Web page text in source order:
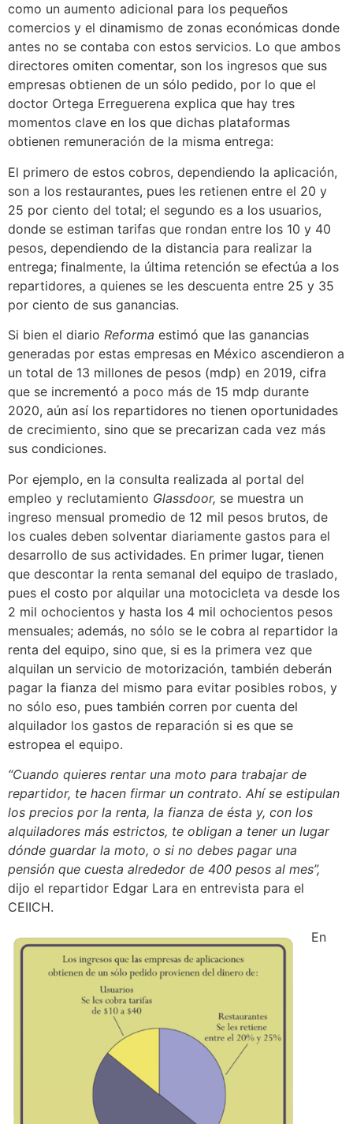
como un aumento adicional para los pequeños
comercios y el dinamismo de zonas económicas donde
antes no se contaba con estos servicios. Lo que ambos
directores omiten comentar, son los ingresos que sus
empresas obtienen de un sólo pedido, por lo que el
doctor Ortega Erreguerena explica que hay tres
momentos clave en los que dichas plataformas
obtienen remuneración de la misma entrega:
El primero de estos cobros, dependiendo la aplicación,
son a los restaurantes, pues les retienen entre el 20 y
25 por ciento del total; el segundo es a los usuarios,
donde se estiman tarifas que rondan entre los 10 y 40
pesos, dependiendo de la distancia para realizar la
entrega; finalmente, la última retención se efectúa a los
repartidores, a quienes se les descuenta entre 25 y 35
por ciento de sus ganancias.
Si bien el diario Reforma estimó que las ganancias
generadas por estas empresas en México ascendieron a
un total de 13 millones de pesos (mdp) en 2019, cifra
que se incrementó a poco más de 15 mdp durante
2020, aún así los repartidores no tienen oportunidades
de crecimiento, sino que se precarizan cada vez más
sus condiciones.
Por ejemplo, en la consulta realizada al portal del
empleo y reclutamiento Glassdoor, se muestra un
ingreso mensual promedio de 12 mil pesos brutos, de
los cuales deben solventar diariamente gastos para el
desarrollo de sus actividades. En primer lugar, tienen
que descontar la renta semanal del equipo de traslado,
pues el costo por alquilar una motocicleta va desde los
2 mil ochocientos y hasta los 4 mil ochocientos pesos
mensuales; además, no sólo se le cobra al repartidor la
renta del equipo, sino que, si es la primera vez que
alquilan un servicio de motorización, también deberán
pagar la fianza del mismo para evitar posibles robos, y
no sólo eso, pues también corren por cuenta del
alquilador los gastos de reparación si es que se
estropea el equipo.
“Cuando quieres rentar una moto para trabajar de
repartidor, te hacen firmar un contrato. Ahí se estipulan
los precios por la renta, la fianza de ésta y, con los
alquiladores más estrictos, te obligan a tener un lugar
dónde guardar la moto, o si no debes pagar una
pensión que cuesta alrededor de 400 pesos al mes”,
dijo el repartidor Edgar Lara en entrevista para el
CEIICH.
En